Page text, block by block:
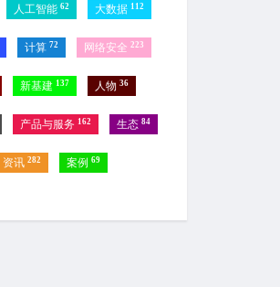
人工智能 62 大数据 112
计算 72 网络安全 223
新基建 137 人物 36
产品与服务 162 生态 84
资讯 282 案例 69